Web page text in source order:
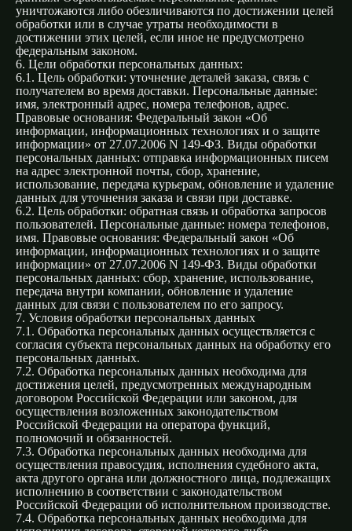
уничтожаются либо обезличиваются по достижении целей
обработки или в случае утраты необходимости в
достижении этих целей, если иное не предусмотрено
федеральным законом.
6. Цели обработки персональных данных:
6.1. Цель обработки: уточнение деталей заказа, связь с
получателем во время доставки. Персональные данные:
имя, электронный адрес, номера телефонов, адрес.
Правовые основания: Федеральный закон «Об
информации, информационных технологиях и о защите
информации» от 27.07.2006 N 149-ФЗ. Виды обработки
персональных данных: отправка информационных писем
на адрес электронной почты, сбор, хранение,
использование, передача курьерам, обновление и удаление
данных для уточнения заказа и связи при доставке.
6.2. Цель обработки: обратная связь и обработка запросов
пользователей. Персональные данные: номера телефонов,
имя. Правовые основания: Федеральный закон «Об
информации, информационных технологиях и о защите
информации» от 27.07.2006 N 149-ФЗ. Виды обработки
персональных данных: сбор, хранение, использование,
передача внутри компании, обновление и удаление
данных для связи с пользователем по его запросу.
7. Условия обработки персональных данных
7.1. Обработка персональных данных осуществляется с
согласия субъекта персональных данных на обработку его
персональных данных.
7.2. Обработка персональных данных необходима для
достижения целей, предусмотренных международным
договором Российской Федерации или законом, для
осуществления возложенных законодательством
Российской Федерации на оператора функций,
полномочий и обязанностей.
7.3. Обработка персональных данных необходима для
осуществления правосудия, исполнения судебного акта,
акта другого органа или должностного лица, подлежащих
исполнению в соответствии с законодательством
Российской Федерации об исполнительном производстве.
7.4. Обработка персональных данных необходима для